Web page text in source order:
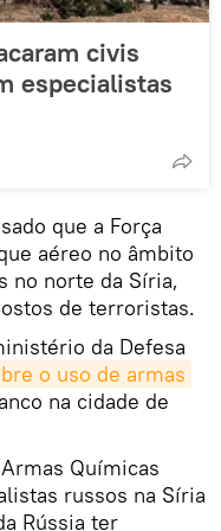
civis
especialistas
que a Força
aéreo no âmbito
no norte da Síria,
de terroristas.
da Defesa
o uso de armas
na cidade de
Químicas
russos na Síria
Rússia ter